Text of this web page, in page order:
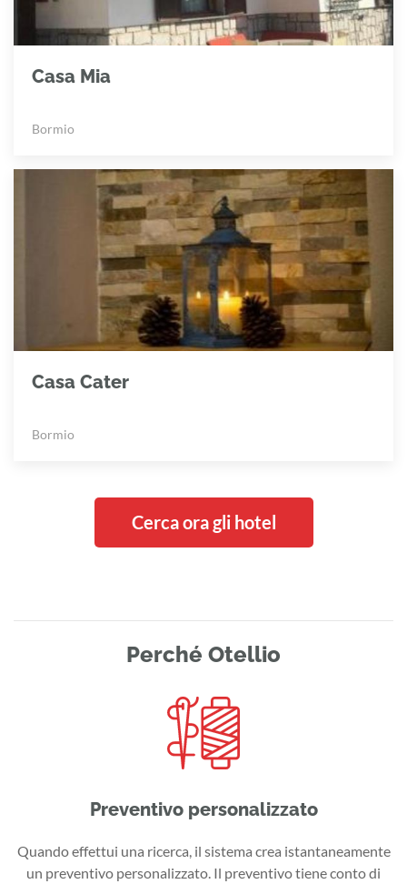
Casa Mia
Bormio
Casa Cater
Bormio
Cerca ora gli hotel
Perché Otellio
Preventivo personalizzato
Quando effettui una ricerca, il sistema crea istantaneamente
un preventivo personalizzato. Il preventivo tiene conto di